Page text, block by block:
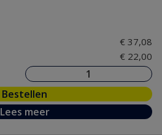
€ 37,08
€ 22,00
Bestellen
Lees meer